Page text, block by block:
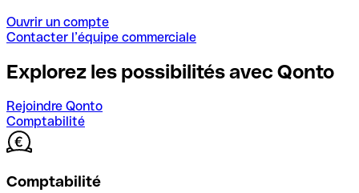
Ouvrir un compte
Contacter l’équipe commerciale
Explorez les possibilités avec Qonto
Rejoindre Qonto
Comptabilité
Comptabilité